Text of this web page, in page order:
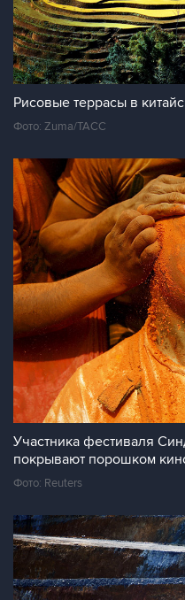
Рисовые террасы в
Фото: Zuma/ТАСС
Участника фестиваля
покрывают порошком
Фото: Reuters